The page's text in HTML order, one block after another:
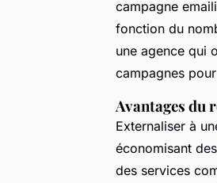
campagne
fonction du
une agence qui
campagnes
Avantages du
Externaliser à
économisant
des services